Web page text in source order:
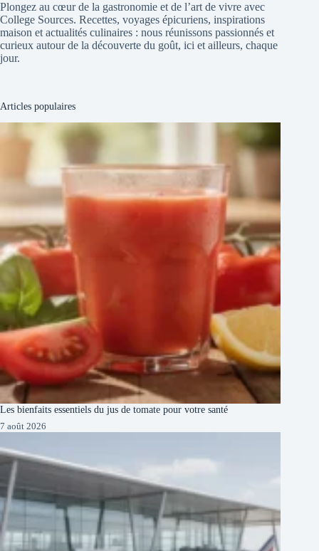
Plongez au cœur de la gastronomie et de l’art de vivre avec
College Sources. Recettes, voyages épicuriens, inspirations
maison et actualités culinaires : nous réunissons passionnés et
curieux autour de la découverte du goût, ici et ailleurs, chaque
jour.
Articles populaires
Les bienfaits essentiels du jus de tomate pour votre santé
7 août 2026